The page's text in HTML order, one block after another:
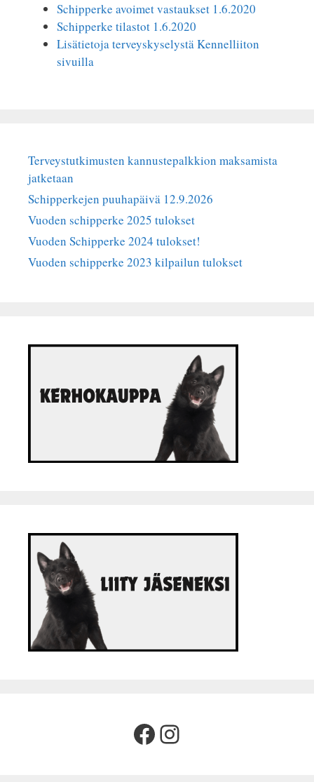
Schipperke avoimet vastaukset 1.6.2020
Schipperke tilastot 1.6.2020
Lisätietoja terveyskyselystä Kennelliiton
sivuilla
Terveystutkimusten kannustepalkkion maksamista
jatketaan
Schipperkejen puuhapäivä 12.9.2026
Vuoden schipperke 2025 tulokset
Vuoden Schipperke 2024 tulokset!
Vuoden schipperke 2023 kilpailun tulokset
Facebook
Instagram